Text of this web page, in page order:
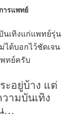
ารแพทย์
นเทิงแก่แพทย์รุ่น
ได้บอกไว้ชัดเจน
ทย์ครับ
ะอยู่บ้าง แต่
ามบันเทิง
…